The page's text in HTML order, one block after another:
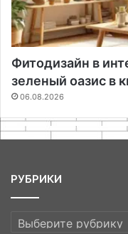
Фитодизайн в
зеленый оазис в
06.08.2026
РУБРИКИ
РУБРИКИ